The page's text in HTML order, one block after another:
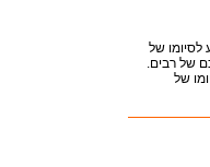
לסיומו של
לא יערבו לחיכם של רבים.
של